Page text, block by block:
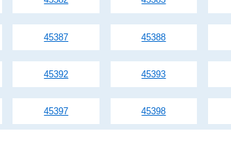
45387 45388
45392 45393
45397 45398